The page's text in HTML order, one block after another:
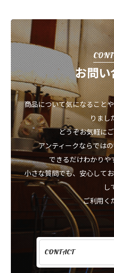
お問
商品について気になること
りまし
どうぞお気軽に
アンティークならでは
できるだけわかりや
小さな質問でも、安心して
し
ご利用く
CONTACT